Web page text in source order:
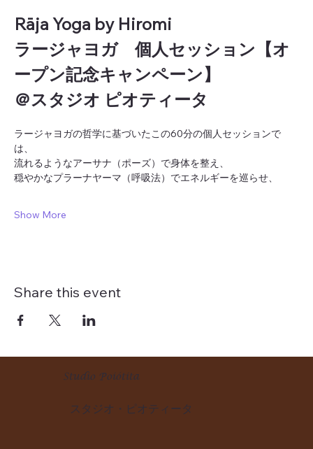
Rāja Yoga by Hiromi
ラージャヨガ　個人セッション【オ
ープン記念キャンペーン】
＠スタジオ ピオティータ
ラージャヨガの哲学に基づいたこの60分の個人セッションで
は、
流れるようなアーサナ（ポーズ）で身体を整え、
穏やかなプラーナヤーマ（呼吸法）でエネルギーを巡らせ、
Show More
Share this event
Studio Poiótita
スタジオ・ピオティータ